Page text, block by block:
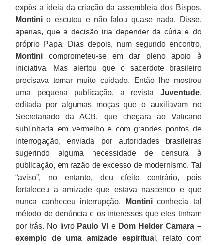
expôs a ideia da criação da assembleia dos Bispos.
Montini o escutou e não falou quase nada. Disse,
apenas, que a decisão iria depender da cúria e do
próprio Papa. Dias depois, num segundo encontro,
Montini comprometeu-se em dar pleno apoio à
iniciativa. Mas alertou que o sacerdote brasileiro
precisava tomar muito cuidado. Então lhe mostrou
uma pequena publicação, a revista Juventude,
editada por algumas moças que o auxiliavam no
Secretariado da ACB, que chegara ao Vaticano
sublinhada em vermelho e com grandes pontos de
interrogação, enviada por autoridades brasileiras
sugerindo alguma necessidade de censura à
publicação, em razão de excesso de modernismo. Tal
“aviso”, no entanto, deu efeito contrário, pois
fortaleceu a amizade que estava nascendo e que
nunca conheceu interrupção.
Montiniconhecia tal
método de denúncia e os interesses que eles tinham
por trás. No livro Paulo VI eDom Helder Camara –
exemplo de uma amizade espiritual , relato com